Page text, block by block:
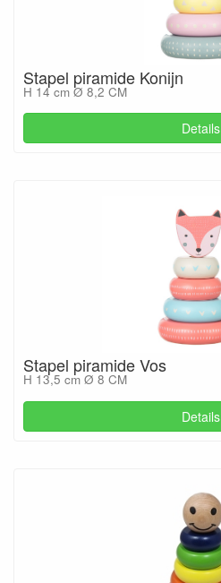
Stapel piramide Konijn
H 14 cm Ø 8,2 CM
Details
Stapel piramide Vos
H 13,5 cm Ø 8 CM
Details